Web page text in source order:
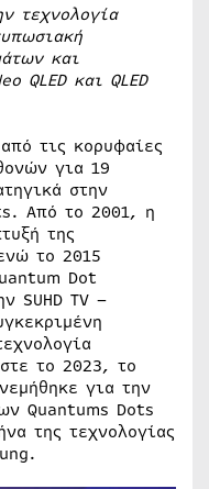
τεχνολογία
και
QLED και QLED
τις κορυφαίες
για 19
στην
Από το 2001, η
της
το 2015
Dot
SUHD TV –
το 2023, το
για την
Quantums Dots
της τεχνολογίας